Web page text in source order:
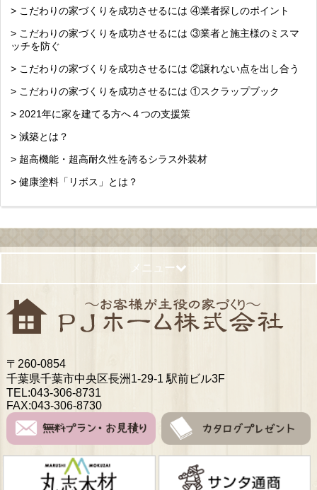
> こだわりの家づくりを成功させるには ④業者探しのポイント
> こだわりの家づくりを成功させるには ③業者と施主様のミスマ
ッチを防ぐ
> こだわりの家づくりを成功させるには ②譲れない点を出し合う
> こだわりの家づくりを成功させるには ①スクラップブック
> 2021年に家を建てる方へ４つの支援策
> 減築とは？
> 超高機能・超高耐久性を誇るシラス外装材
> 健康塗料「リボス」とは？
メニュー
〒260-0854
千葉県千葉市中央区長洲1-29-1 駅前ビル3F
TEL:043-306-8731
FAX:043-306-8730